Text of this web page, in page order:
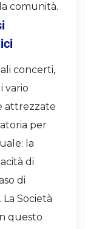
comunità.
concerti,
vario
attrezzate
per
la
di
di
Società
questo